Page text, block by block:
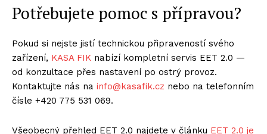
Potřebujete pomoc s přípravou?
Pokud si nejste jistí technickou připraveností svého
zařízení, KASA FIK nabízí kompletní servis EET 2.0 —
od konzultace přes nastavení po ostrý provoz.
Kontaktujte nás na info@kasafik.cz nebo na telefonním
čísle +420 775 531 069.
Všeobecný přehled EET 2.0 najdete v článku EET 2.0 je